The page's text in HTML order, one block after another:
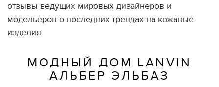
отзывы ведущих мировых дизайнеров и
модельеров о последних трендах на кожаные
изделия.
МОДНЫЙ ДОМ LANVIN
АЛЬБЕР ЭЛЬБАЗ